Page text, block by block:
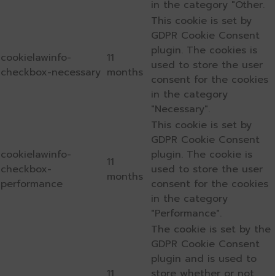
in the category "Other.
cookielawinfo-
checkbox-necessary
11
months
This cookie is set by
GDPR Cookie Consent
plugin. The cookies is
used to store the user
consent for the cookies
in the category
"Necessary".
cookielawinfo-
checkbox-
performance
11
months
This cookie is set by
GDPR Cookie Consent
plugin. The cookie is
used to store the user
consent for the cookies
in the category
"Performance".
The cookie is set by the
GDPR Cookie Consent
plugin and is used to